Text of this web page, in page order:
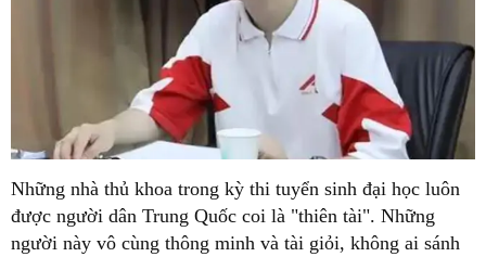
Những nhà thủ khoa trong kỳ thi tuyển sinh đại học luôn
được người dân Trung Quốc coi là "thiên tài". Những
người này vô cùng thông minh và tài giỏi, không ai sánh